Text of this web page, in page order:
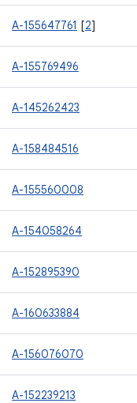
A-155647761 [2]
A-155769496
A-145262423
A-158484516
A-155560008
A-154058264
A-152895390
A-160633884
A-156076070
A-152239213